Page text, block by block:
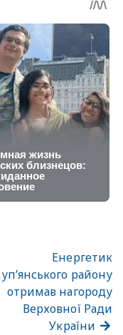
Енергетик
району
отримав нагороду
Верховної Ради
України